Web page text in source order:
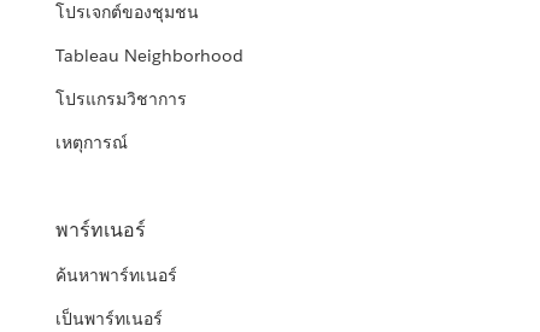
โปรเจกต์ของชุมชน
Tableau Neighborhood
โปรแกรมวิชาการ
เหตุการณ์
พาร์ทเนอร์
ค้นหาพาร์ทเนอร์
เป็นพาร์ทเนอร์